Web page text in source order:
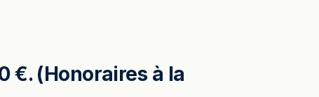
€. (Honoraires à la